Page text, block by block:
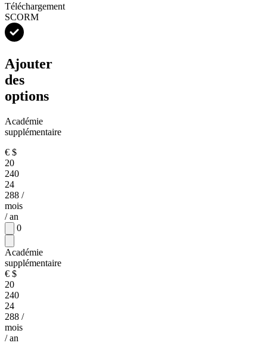
Téléchargement
SCORM
Ajouter
des
options
Académie
supplémentaire
€ $
20
240
24
288 /
mois
/ an
0
Académie
supplémentaire
€ $
20
240
24
288 /
mois
/ an